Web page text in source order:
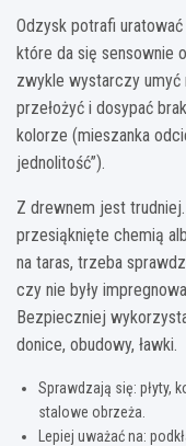
Odzysk potrafi
które da się sensownie
zwykle wystarczy umyć
przełożyć i dosypać
kolorze (mieszanka
jednolitość”).
Z drewnem jest
przesiąknięte chemią
na taras, trzeba
czy nie były
Bezpieczniej
donice, obudowy, ławki.
Sprawdzają się: płyty,
stalowe obrzeża.
Lepiej uważać na: